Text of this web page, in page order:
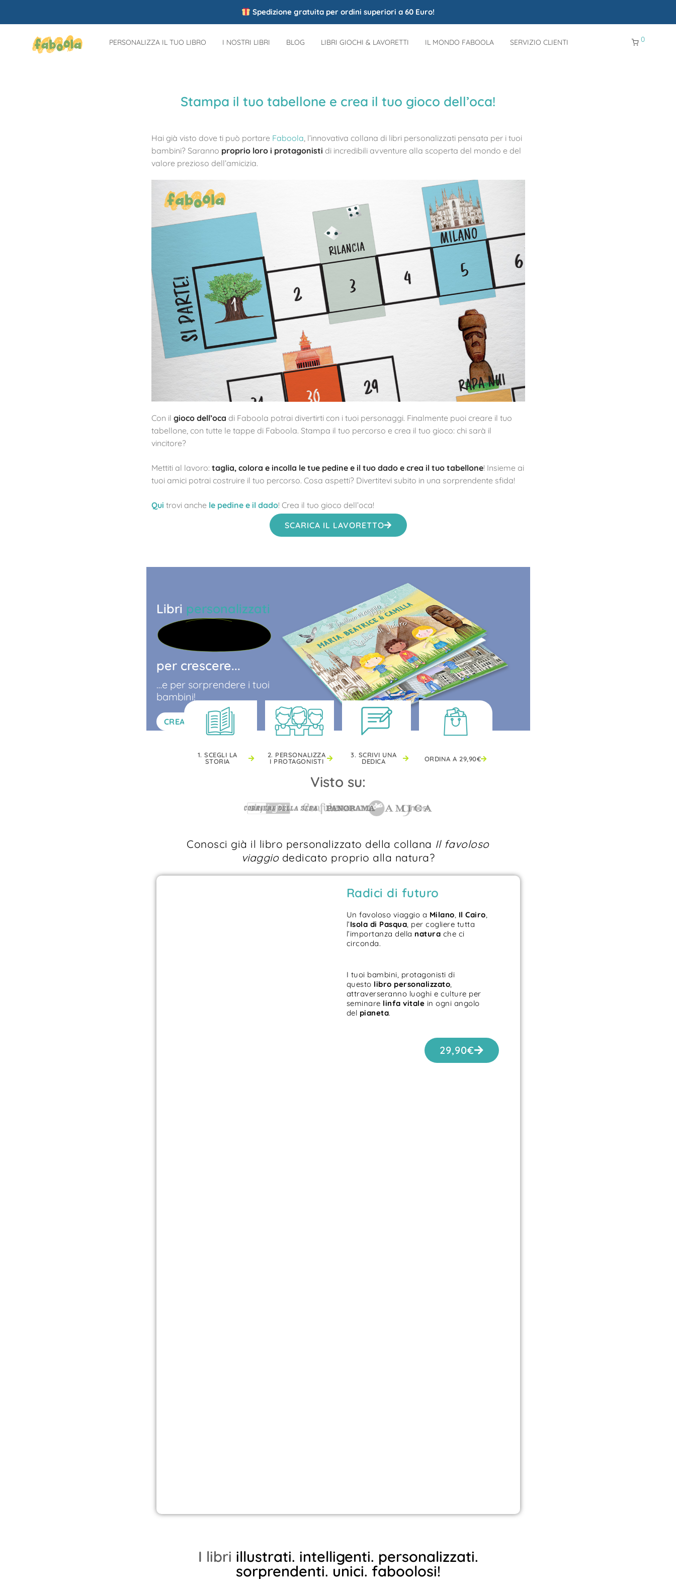
Spedizione gratuita per ordini superiori a 60 Euro!
PERSONALIZZA IL TUO LIBRO I NOSTRI LIBRI BLOG LIBRI GIOCHI & LAVORETTI IL MONDO FABOOLA SERVIZIO CLIENTI 0
Stampa il tuo tabellone e crea il tuo gioco dell’oca!
Hai già visto dove ti può portare Faboola,l’innovativa collana di libri personalizzati pensata per i tuoi
bambini? Saranno proprio loro i protagonisti di incredibili avventure alla scoperta del mondo e del
valore prezioso dell’amicizia.
Con il gioco dell’oca di Faboola potrai divertirti con i tuoi personaggi. Finalmente puoi creare il tuo
tabellone, con tutte le tappe di Faboola. Stampa il tuo percorso e crea il tuo gioco: chi sarà il
vincitore?
Mettiti al lavoro: taglia, colora e incolla le tue pedine e il tuo dado e crea il tuo tabellone! Insieme ai
tuoi amici potrai costruire il tuo percorso. Cosa aspetti? Divertitevi subito in una sorprendente sfida!
Qui trovi anche le pedine e il dado! Crea il tuo gioco dell’oca!
SCARICA IL LAVORETTO
Libri personalizzati
per crescere...
…e per sorprendere i tuoi
bambini!
CREA
1. SCEGLI LA
STORIA
2. PERSONALIZZA
I PROTAGONISTI
3. SCRIVI UNA
DEDICA
ORDINA A29,90€
Visto su:
Conosci già il libro personalizzato della collana Il favoloso
viaggio dedicato proprio alla natura?
Radici di futuro
Un favoloso viaggio a Milano, Il Cairo,
l’Isola di Pasqua, per cogliere tutta
l’importanza della natura che ci
circonda.
I tuoi bambini, protagonisti di
questo libro personalizzato,
attraverseranno luoghi e culture per
seminare linfa vitale in ogni angolo
del pianeta.
29,90€
illustrati.intelligenti.
personalizzati.